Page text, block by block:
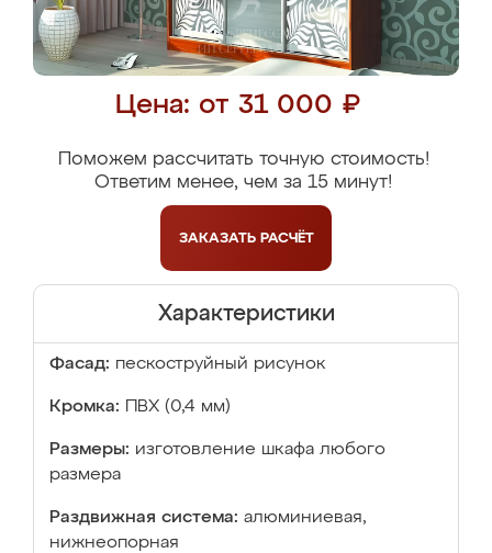
Цена: от 31 000 ₽
Поможем рассчитать точную стоимость!
Ответим менее, чем за 15 минут!
ЗАКАЗАТЬ РАСЧЁТ
Характеристики
Фасад: пескоструйный рисунок
Кромка: ПВХ (0,4 мм)
Размеры: изготовление шкафа любого
размера
Раздвижная система: алюминиевая,
нижнеопорная